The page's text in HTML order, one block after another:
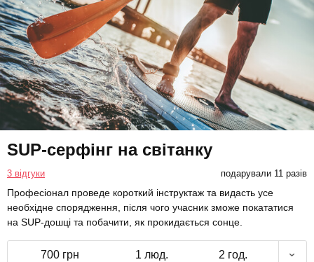
SUP-серфінг на світанку
3 відгуки подарували 11 разів
Професіонал проведе короткий інструктаж та видасть усе
необхідне спорядження, після чого учасник зможе покататися
на SUP-дошці та побачити, як прокидається сонце.
700 грн 1 люд. 2 год.